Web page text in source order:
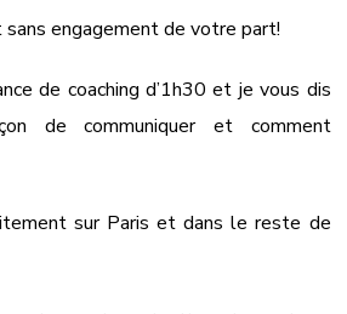
sans engagement de votre part!
de coaching d’1h30 et je vous dis
de communiquer et comment
sur Paris et dans le reste de